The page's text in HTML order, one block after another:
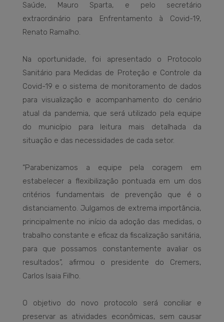
Saúde, Mauro Sparta, e pelo secretário
extraordinário para Enfrentamento à Covid-19,
Renato Ramalho.
Na oportunidade, foi apresentado o Protocolo
Sanitário para Medidas de Proteção e Controle da
Covid-19 e o sistema de monitoramento de dados
para visualização e acompanhamento do cenário
atual da pandemia, que será utilizado pela equipe
do município para leitura mais detalhada da
situação e das necessidades de cada setor.
“Parabenizamos a equipe pela coragem em
estabelecer a flexibilização pontuada em um dos
critérios fundamentais de prevenção que é o
distanciamento. Julgamos de extrema importância,
principalmente no início da adoção das medidas, o
trabalho constante e eficaz da fiscalização sanitária,
para que possamos constantemente avaliar os
resultados”, afirmou o presidente do Cremers,
Carlos Isaia Filho.
O objetivo do novo protocolo será conciliar e
preservar as atividades econômicas, sem causar